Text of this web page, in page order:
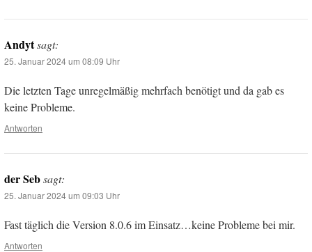
Andytsagt:
25. Januar 2024 um 08:09 Uhr
Die letzten Tage unregelmäßig mehrfach benötigt und da gab es
keine Probleme.
Antworten
der Sebsagt:
25. Januar 2024 um 09:03 Uhr
Fast täglich die Version 8.0.6 im Einsatz…keine Probleme bei mir.
Antworten